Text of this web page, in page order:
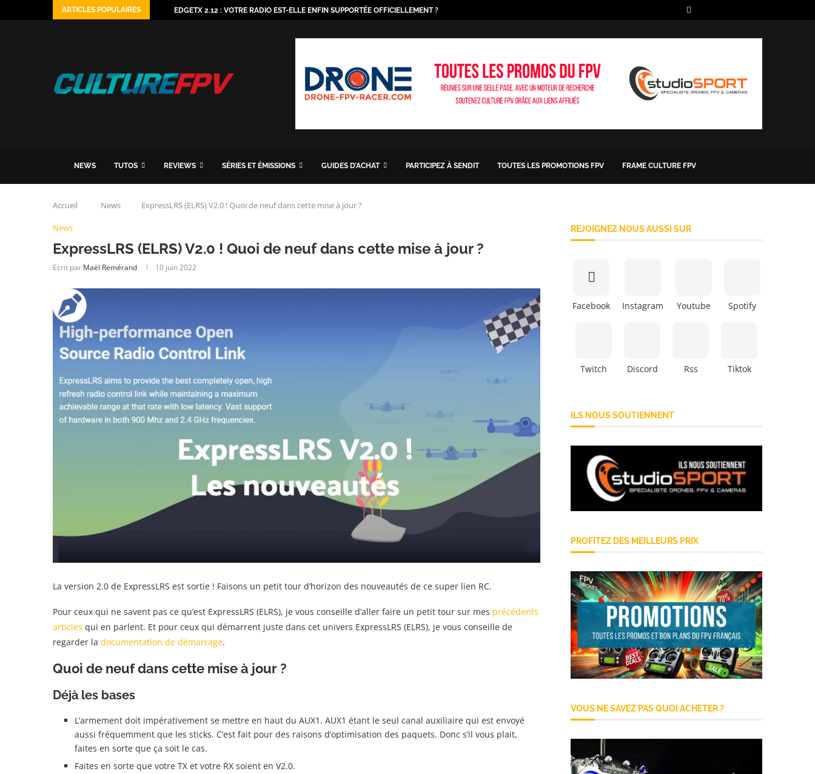
ARTICLES POPULAIRES EDGETX 2.12 : VOTRE RADIO EST-ELLE ENFIN SUPPORTÉE OFFICIELLEMENT ?
NEWS TUTOS REVIEWS SÉRIES ET ÉMISSIONS GUIDES D’ACHAT PARTICIPEZ À SENDIT TOUTES LES PROMOTIONS FPV FRAME CULTURE FPV
Accueil News ExpressLRS (ELRS) V2.0 ! Quoi de neuf dans cette mise à jour ?
News
ExpressLRS (ELRS) V2.0 ! Quoi de neuf dans cette mise à jour ?
Ecrit par Maël Remérand 10 juin 2022
La version 2.0 de ExpressLRS est sortie ! Faisons un petit tour d’horizon des nouveautés de ce super lien RC.
Pour ceux qui ne savent pas ce qu’est ExpressLRS (ELRS), je vous conseille d’aller faire un petit tour sur mes précédents
articles qui en parlent. Et pour ceux qui démarrent juste dans cet univers ExpressLRS (ELRS), je vous conseille de
regarder la documentation de démarrage.
Quoi de neuf dans cette mise à jour ?
Déjà les bases
L’armement doit impérativement se mettre en haut du AUX1. AUX1 étant le seul canal auxiliaire qui est envoyé
aussi fréquemment que les sticks. C’est fait pour des raisons d’optimisation des paquets. Donc s’il vous plait,
faites en sorte que ça soit le cas.
Faites en sorte que votre TX et votre RX soient en V2.0.
REJOIGNEZ NOUS AUSSI SUR
Facebook Instagram Youtube Spotify
Twitch Discord Rss Tiktok
ILS NOUS SOUTIENNENT
PROFITEZ DES MEILLEURS PRIX
VOUS NE SAVEZ PAS QUOI ACHETER ?